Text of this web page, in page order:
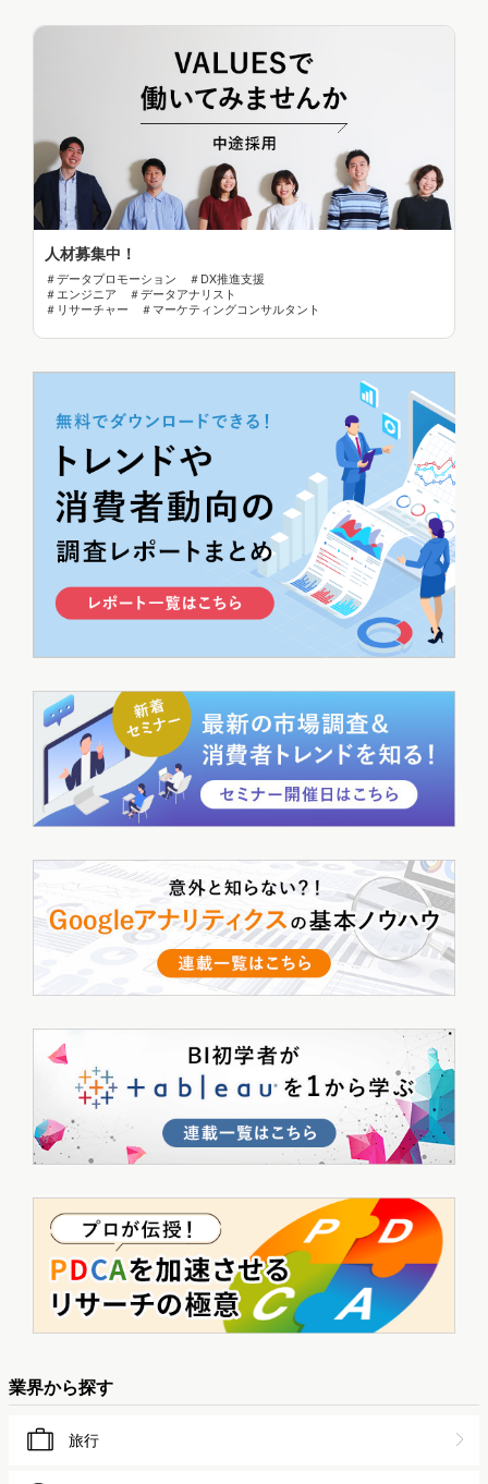
人材募集中！
＃データプロモーション ＃DX推進支援
＃エンジニア ＃データアナリスト
＃リサーチャー ＃マーケティングコンサルタント
業界から探す
旅行